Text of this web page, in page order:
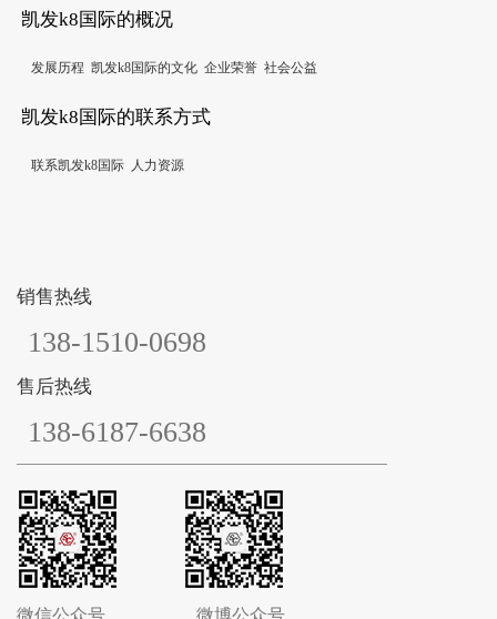
凯发k8国际的概况
发展历程 凯发k8国际的文化 企业荣誉 社会公益
凯发k8国际的联系方式
联系凯发k8国际 人力资源
销售热线
138-1510-0698
售后热线
138-6187-6638